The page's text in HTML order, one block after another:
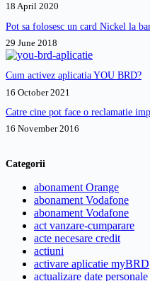
18 April 2020
Pot sa folosesc un card Nickel la
29 June 2018
Cum activez aplicatia YOU BRD?
16 October 2021
Catre cine pot face o reclamatie
16 November 2016
Categorii
abonament Orange
abonament Vodafone
abonament Vodafone
act vanzare-cumparare
acte necesare credit
actiuni
activare aplicatie myBRD
actualizare date personale